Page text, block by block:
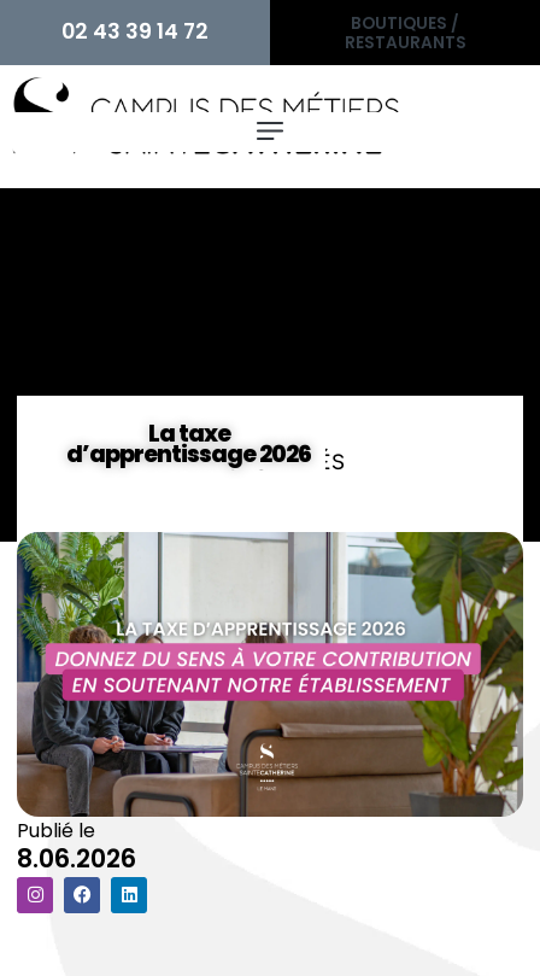
02 43 39 14 72
BOUTIQUES /
RESTAURANTS
ACTUALITÉS
La taxe
d’apprentissage 2026
Publié le
8.06.2026